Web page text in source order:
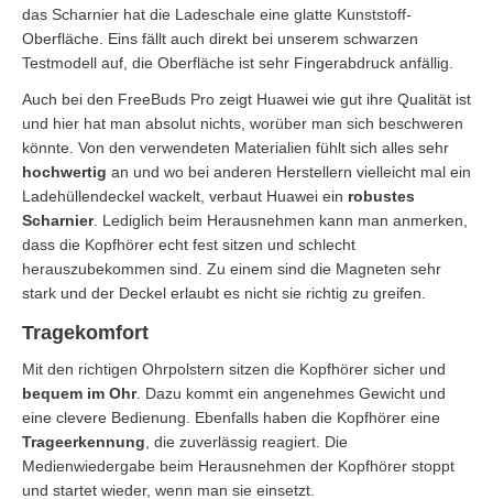
das Scharnier hat die Ladeschale eine glatte Kunststoff-
Oberfläche. Eins fällt auch direkt bei unserem schwarzen
Testmodell auf, die Oberfläche ist sehr Fingerabdruck anfällig.
Auch bei den FreeBuds Pro zeigt Huawei wie gut ihre Qualität ist
und hier hat man absolut nichts, worüber man sich beschweren
könnte. Von den verwendeten Materialien fühlt sich alles sehr
hochwertig an und wo bei anderen Herstellern vielleicht mal ein
Ladehüllendeckel wackelt, verbaut Huawei ein robustes
Scharnier. Lediglich beim Herausnehmen kann man anmerken,
dass die Kopfhörer echt fest sitzen und schlecht
herauszubekommen sind. Zu einem sind die Magneten sehr
stark und der Deckel erlaubt es nicht sie richtig zu greifen.
Tragekomfort
Mit den richtigen Ohrpolstern sitzen die Kopfhörer sicher und
bequem im Ohr. Dazu kommt ein angenehmes Gewicht und
eine clevere Bedienung. Ebenfalls haben die Kopfhörer eine
Trageerkennung , die zuverlässig reagiert. Die
Medienwiedergabe beim Herausnehmen der Kopfhörer stoppt
und startet wieder, wenn man sie einsetzt.